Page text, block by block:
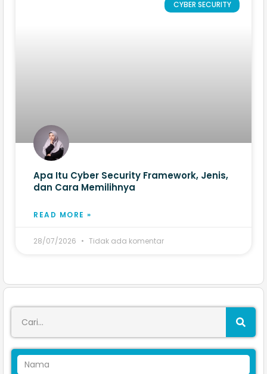
CYBER SECURITY
Apa Itu Cyber Security Framework, Jenis,
dan Cara Memilihnya
READ MORE »
28/07/2026 Tidak ada komentar